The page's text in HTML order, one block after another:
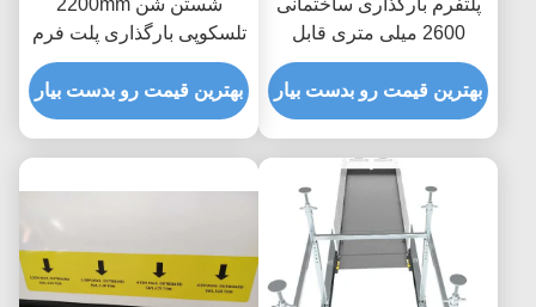
پلتفرم بارگذاری ساختمانی
2600 میلی متری قابل
کشش ضد خوردگی
بهترین قیمت رو بدست بیار
شستن شن 2200mm
تلسکوپی بارگذاری پلت فرم
برای ساختمان
بهترین قیمت رو بدست بیار